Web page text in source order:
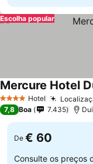
Escolha popular
4 EstrelasHotel
Mercure Hotel
7,8 Boa 7.435
De € 60
Consulte os preços